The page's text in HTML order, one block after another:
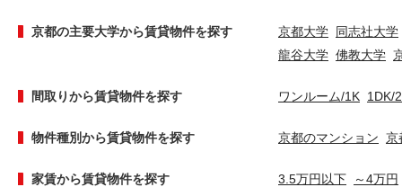
京都の主要大学から賃貸物件を探す 京都大学 同志社大学
龍谷大学 佛教大学
間取りから賃貸物件を探す ワンルーム/1K 1DK/
物件種別から賃貸物件を探す 京都のマンション 京
家賃から賃貸物件を探す 3.5万円以下 ～4万円